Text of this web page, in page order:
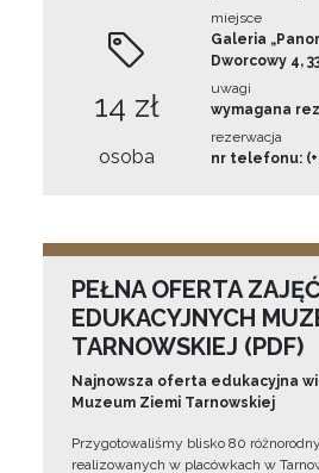
14 zł
osoba
miejsce
Galeria
Dworcowy 4,
uwagi
wymagana
rezerwacja
nr telefonu:
PEŁNA OFERTA ZAJĘĆ
EDUKACYJNYCH
TARNOWSKIEJ (PDF)
Najnowsza oferta edukacyjna
Muzeum Ziemi Tarnowskiej
Przygotowaliśmy blisko 80
realizowanych w placówkach w